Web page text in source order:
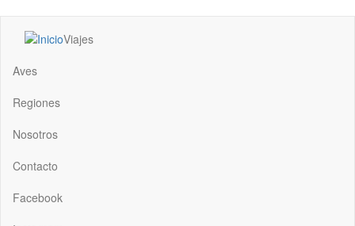
principal
Main
navigation
Viajes
Aves
Regiones
Nosotros
Contacto
Facebook